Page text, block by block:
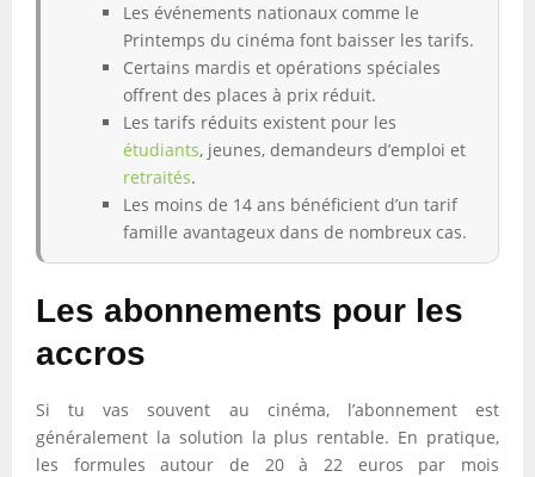
Les événements nationaux comme le
Printemps du cinéma font baisser les tarifs.
Certains mardis et opérations spéciales
offrent des places à prix réduit.
Les tarifs réduits existent pour les
étudiants, jeunes, demandeurs d’emploi et
retraités.
Les moins de 14 ans bénéficient d’un tarif
famille avantageux dans de nombreux cas.
Les abonnements pour les
accros
Si tu vas souvent au cinéma, l’abonnement est
généralement la solution la plus rentable. En pratique,
les formules autour de 20 à 22 euros par mois